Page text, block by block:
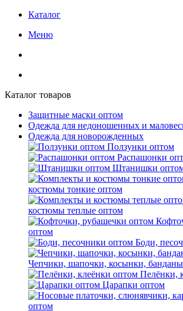
Каталог
Меню
Каталог товаров
Защитные маски оптом
Одежда для недоношенных и
Одежда для новорожденных
Ползунки оптом
Распашонки
Штанишки
костюмы тонкие оптом
костюмы теплые оптом
оптом
Боди,
Чепчики, шапочки, косынки,
Пелёнки,
Царапки оптом